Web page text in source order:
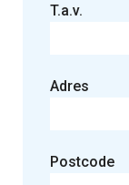
T.a.v.
Adres
Postcode